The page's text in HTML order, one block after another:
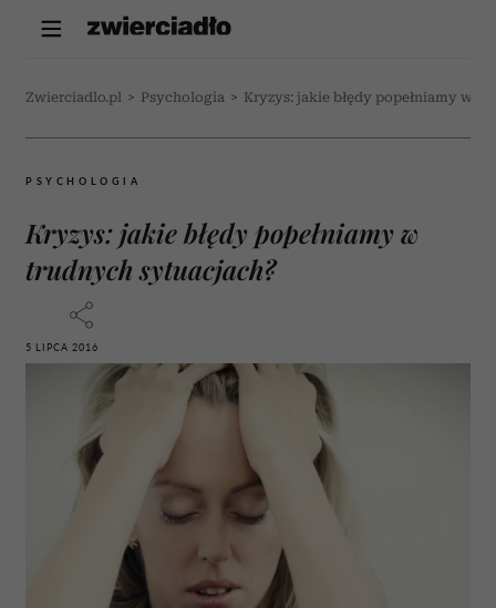
Zwierciadlo.pl > Psychologia > Kryzys: jakie błędy popełniamy w
PSYCHOLOGIA
Kryzys: jakie błędy popełniamy w
trudnych sytuacjach?
5 LIPCA 2016